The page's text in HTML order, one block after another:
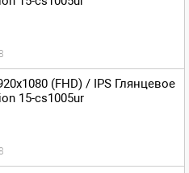
(FHD) / IPS Глянцевое
15-cs1005ur